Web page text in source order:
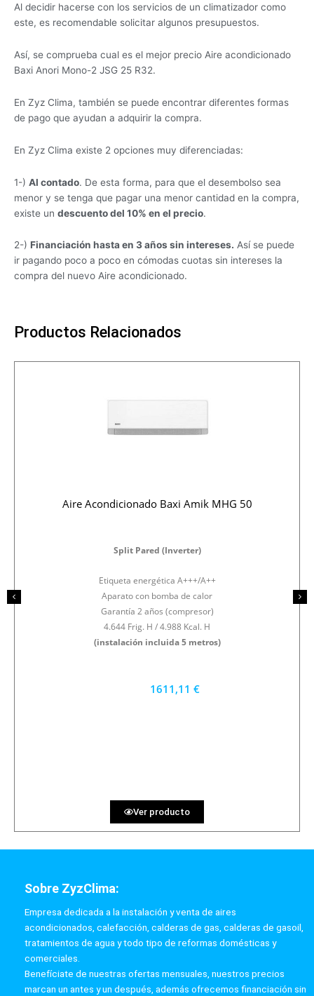
Al decidir hacerse con los servicios de un climatizador como
este, es recomendable solicitar algunos presupuestos.
Así, se comprueba cual es el mejor precio Aire acondicionado
Baxi Anori Mono-2 JSG 25 R32.
En Zyz Clima, también se puede encontrar diferentes formas
de pago que ayudan a adquirir la compra.
En Zyz Clima existe 2 opciones muy diferenciadas:
1-) Al contado. De esta forma, para que el desembolso sea
menor y se tenga que pagar una menor cantidad en la compra,
existe un descuento del 10% en el precio.
2-) Financiación hasta en 3 años sin intereses. Así se puede
ir pagando poco a poco en cómodas cuotas sin intereses la
compra del nuevo Aire acondicionado.
Productos Relacionados
Aire Acondicionado Baxi Amik MHG 50
Split Pared (Inverter)
Etiqueta energética A+++/A++
Aparato con bomba de calor
Garantía 2 años (compresor)
4.644 Frig. H / 4.988 Kcal. H
(instalación incluida 5 metros)
1611,11 €
Ver producto
Sobre ZyzClima:
Empresa dedicada a la instalación y venta de aires
acondicionados, calefacción, calderas de gas, calderas de gasoil,
tratamientos de agua y todo tipo de reformas domésticas y
comerciales.
Benefíciate de nuestras ofertas mensuales, nuestros precios
marcan un antes y un después, además ofrecemos financiación sin